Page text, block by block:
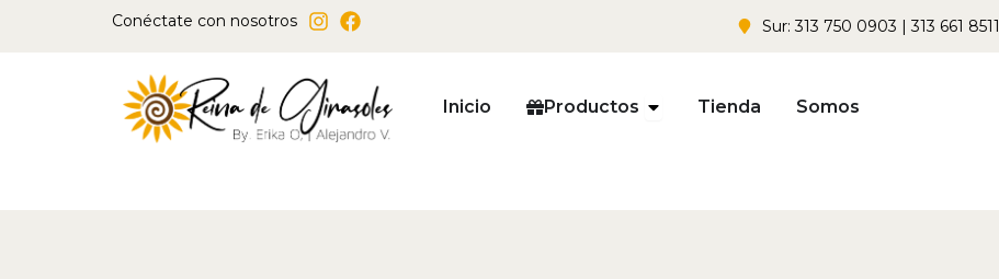
Conéctate con nosotros Sur: 313 750 0903 | 313 661 8511
Inicio Productos Open Productos
Tienda Somos